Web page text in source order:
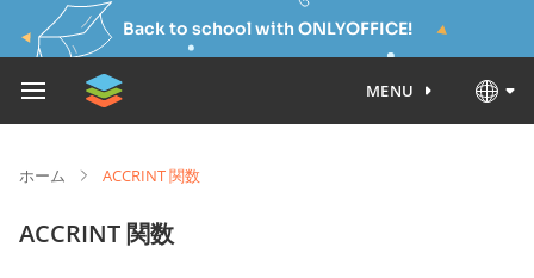
Back to school with ONLYOFFICE!
MENU
ホーム ACCRINT 関数
ACCRINT 関数